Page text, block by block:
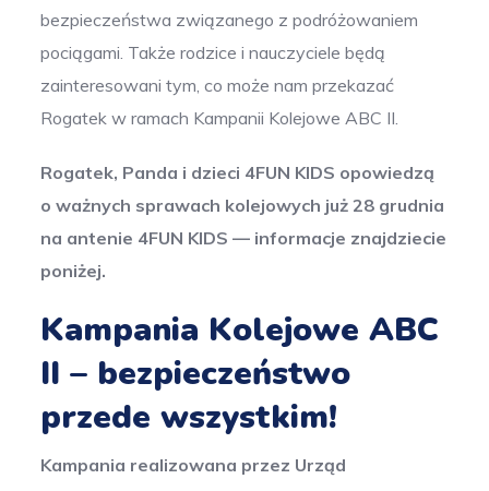
bezpieczeństwa związanego z podróżowaniem
pociągami. Także rodzice i nauczyciele będą
zainteresowani tym, co może nam przekazać
Rogatek w ramach Kampanii Kolejowe ABC II.
Rogatek, Panda i dzieci 4FUN KIDS opowiedzą
o ważnych sprawach kolejowych już 28 grudnia
na antenie 4FUN KIDS — informacje znajdziecie
poniżej.
Kampania Kolejowe ABC
II – bezpieczeństwo
przede wszystkim!
Kampania realizowana przez Urząd